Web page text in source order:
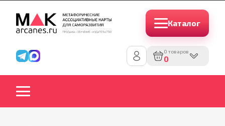
Каталог
0 товаров
0